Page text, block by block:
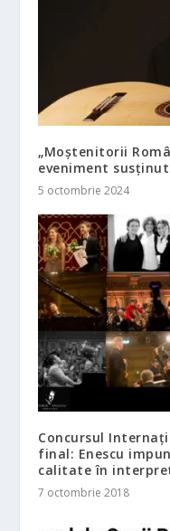
„Moștenitorii
eveniment
5 octombrie 2024
Concursul
final: Enescu
calitate în
7 octombrie 2018